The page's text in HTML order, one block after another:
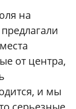
на
от центра,
и мы